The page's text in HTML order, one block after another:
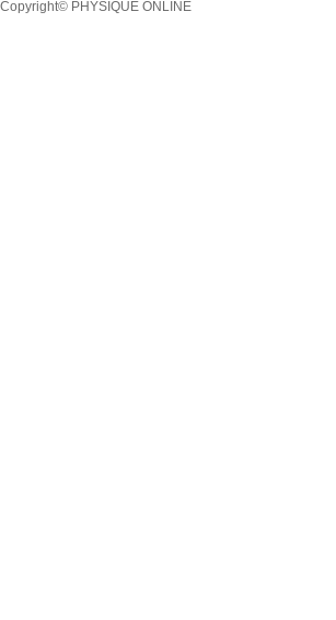
Copyright© PHYSIQUE ONLINE